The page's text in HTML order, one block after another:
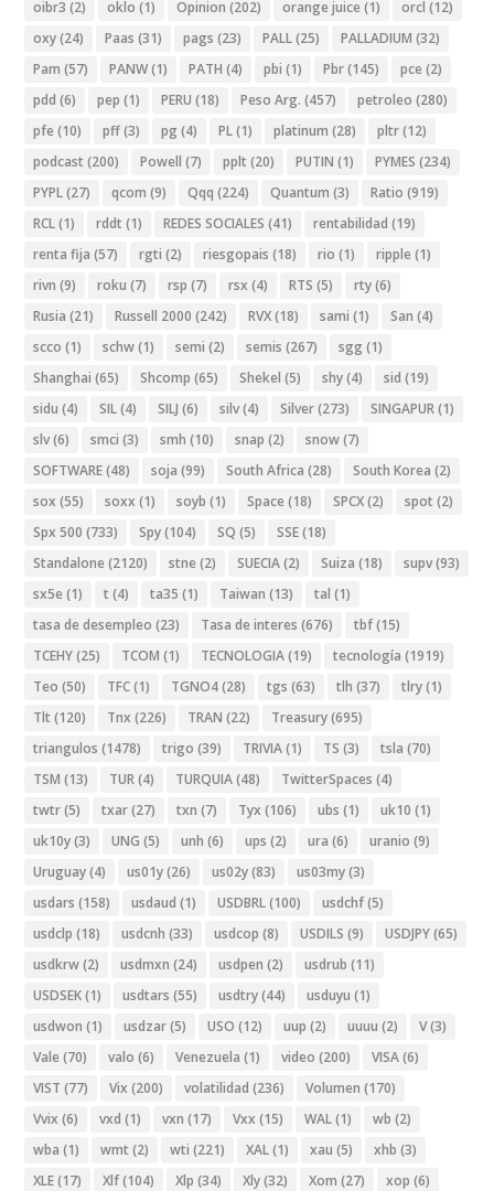
oibr3 (2) oklo (1) Opinion (202) orange juice (1) orcl (12)
oxy(24) Paas (31) pags (23) PALL(25) PALLADIUM (32)
Pam (57) PANW(1) PATH (4) pbi (1) Pbr(145) pce (2)
pdd (6) pep (1) PERU (18) Peso Arg. (457) petroleo (280)
pfe (10) pff(3) pg (4) PL(1) platinum (28) pltr(12)
podcast (200) Powell (7) pplt (20) PUTIN (1) PYMES (234)
PYPL(27) qcom (9) Qqq (224) Quantum (3) Ratio (919)
RCL(1) rddt (1) REDES SOCIALES (41) rentabilidad (19)
renta fija (57) rgti (2) riesgopais (18) rio (1) ripple (1)
rivn (9) roku (7) rsp (7) rsx (4) RTS (5) rty(6)
Rusia (21) Russell 2000 (242) RVX(18) sami (1) San (4)
scco (1) schw(1) semi (2) semis (267) sgg (1)
Shanghai (65) Shcomp (65) Shekel (5) shy(4) sid (19)
sidu (4) SIL(4) SILJ (6) silv(4) Silver(273) SINGAPUR(1)
slv(6) smci (3) smh (10) snap (2) snow(7)
SOFTWARE(48) soja (99) South Africa (28) South Korea (2)
sox (55) soxx (1) soyb (1) Space (18) SPCX(2) spot (2)
Spx 500 (733) Spy(104) SQ (5) SSE(18)
Standalone (2120) stne (2) SUECIA(2) Suiza (18) supv(93)
sx5e (1) t (4) ta35 (1) Taiwan (13) tal (1)
tasa de desempleo (23) Tasa de interes (676) tbf(15)
TCEHY(25) TCOM (1) TECNOLOGIA(19) tecnología (1919)
Teo (50) TFC(1) TGNO4(28) tgs (63) tlh (37) tlry(1)
Tlt (120) Tnx (226) TRAN (22) Treasury(695)
triangulos (1478) trigo (39) TRIVIA(1) TS (3) tsla (70)
TSM (13) TUR(4) TURQUIA(48) TwitterSpaces (4)
twtr(5) txar(27) txn (7) Tyx (106) ubs (1) uk10 (1)
uk10y(3) UNG (5) unh (6) ups (2) ura (6) uranio (9)
Uruguay(4) us01y(26) us02y(83) us03my(3)
usdars (158) usdaud (1) USDBRL(100) usdchf(5)
usdclp (18) usdcnh (33) usdcop (8) USDILS (9) USDJPY(65)
usdkrw(2) usdmxn (24) usdpen (2) usdrub (11)
USDSEK(1) usdtars (55) usdtry(44) usduyu (1)
usdwon (1) usdzar(5) USO (12) uup (2) uuuu (2) V(3)
Vale (70) valo (6) Venezuela (1) video (200) VISA(6)
VIST (77) Vix (200) volatilidad (236) Volumen (170)
Vvix (6) vxd (1) vxn (17) Vxx (15) WAL(1) wb (2)
wba (1) wmt (2) wti (221) XAL(1) xau (5) xhb (3)
XLE(17) Xlf(104) Xlp (34) Xly(32) Xom (27) xop (6)